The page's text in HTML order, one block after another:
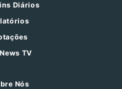
Diários
TV
Nós